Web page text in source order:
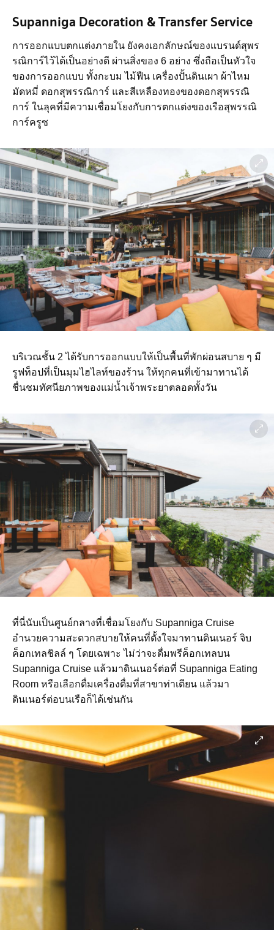
Supanniga Decoration & Transfer Service
การออกแบบตกแต่งภายใน ยังคงเอกลักษณ์ของแบรนด์สุพร
รณิการ์ไว้ได้เป็นอย่างดี ผ่านสิ่งของ 6 อย่าง ซึ่งถือเป็นหัวใจ
ของการออกแบบ ทั้งกะบม ไม้ฟืน เครื่องปั้นดินเผา ผ้าไหม
มัดหมี่ ดอกสุพรรณิการ์ และสีเหลืองทองของดอกสุพรรณิ
การ์ ในลุคที่มีความเชื่อมโยงกับการตกแต่งของเรือสุพรรณิ
การ์ครูซ
บริเวณชั้น 2 ได้รับการออกแบบให้เป็นพื้นที่พักผ่อนสบาย ๆ มี
รูฟท็อปที่เป็นมุมไฮไลท์ของร้าน ให้ทุกคนที่เข้ามาทานได้
ชื่นชมทัศนียภาพของแม่น้ำเจ้าพระยาตลอดทั้งวัน
ที่นี่นับเป็นศูนย์กลางที่เชื่อมโยงกับ Supanniga Cruise
อำนวยความสะดวกสบายให้คนที่ตั้งใจมาทานดินเนอร์ จิบ
ค็อกเทลชิลล์ ๆ โดยเฉพาะ ไม่ว่าจะดื่มพรีค็อกเทลบน
Supanniga Cruise แล้วมาดินเนอร์ต่อที่ Supanniga Eating
Room หรือเลือกดื่มเครื่องดื่มที่สาขาท่าเตียน แล้วมา
ดินเนอร์ต่อบนเรือก็ได้เช่นกัน